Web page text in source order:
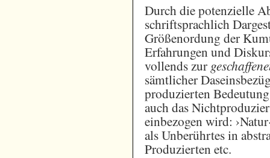
Durch die potenzielle
schriftsprachlich
Größenordung der
Erfahrungen und
vollends zur
sämtlicher
produzierten
auch das
einbezogen wird:
als Unberührtes in
Produzierten etc.